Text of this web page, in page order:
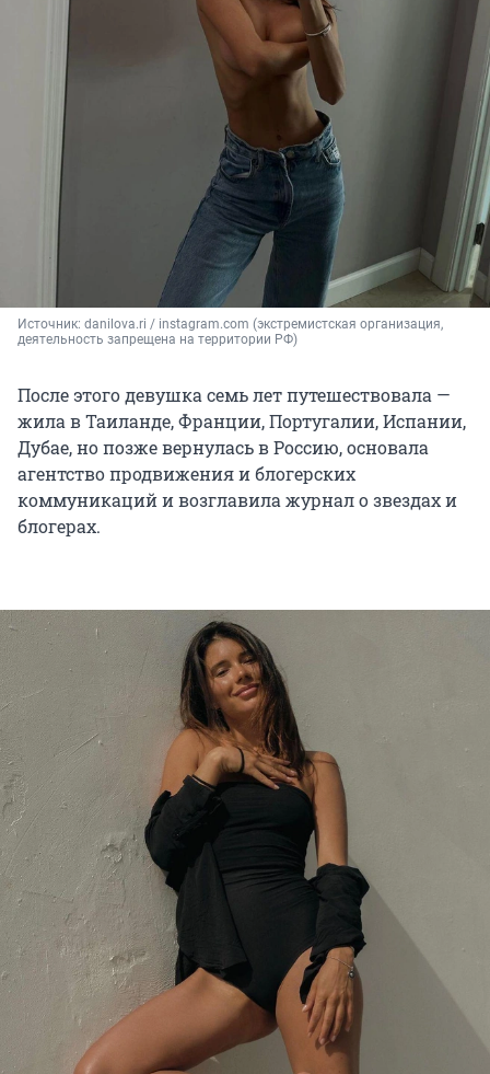
Источник: danilova.ri / instagram.com (экстремистская организация,
деятельность запрещена на территории РФ)
После этого девушка семь лет путешествовала —
жила в Таиланде, Франции, Португалии, Испании,
Дубае, но позже вернулась в Россию, основала
агентство продвижения и блогерских
коммуникаций и возглавила журнал о звездах и
блогерах.